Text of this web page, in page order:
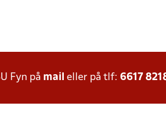
Fyn på mail eller på tlf: 6617